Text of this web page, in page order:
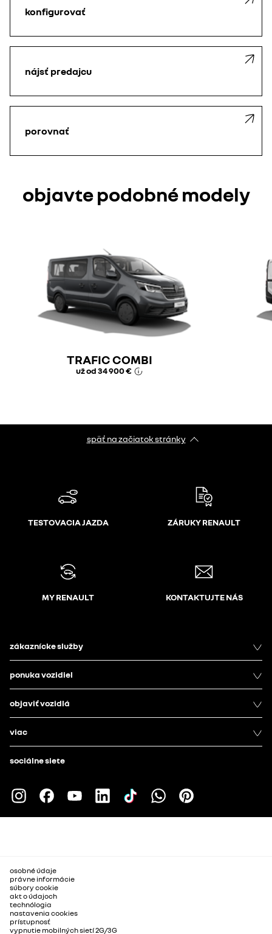
konfigurovať
nájsť predajcu
porovnať
objavte podobné modely
TRAFIC COMBI
už od34 900 €
späť na začiatok stránky
TESTOVACIA JAZDA ZÁRUKY RENAULT
MY RENAULT KONTAKTUJTE NÁS
zákaznícke služby
ponuka vozidiel
objaviť vozidlá
viac
sociálne siete
osobné údaje
právne informácie
súbory cookie
akt o údajoch
technólogia
nastavenia cookies
prístupnosť
vypnutie mobilných sietí 2G/3G